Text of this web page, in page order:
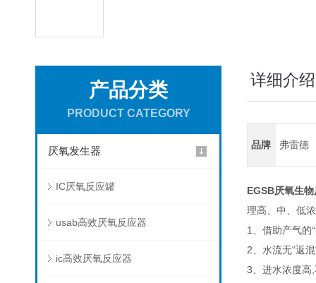
产品分类
PRODUCT CATEGORY
厌氧发生器
IC厌氧反应罐
usab高效厌氧反应器
ic高效厌氧反应器
详细介绍
品牌 弗雷德
EGSB厌氧生
理高、中、低
1、借助产气的
2、水流无“返
3、进水浓度高